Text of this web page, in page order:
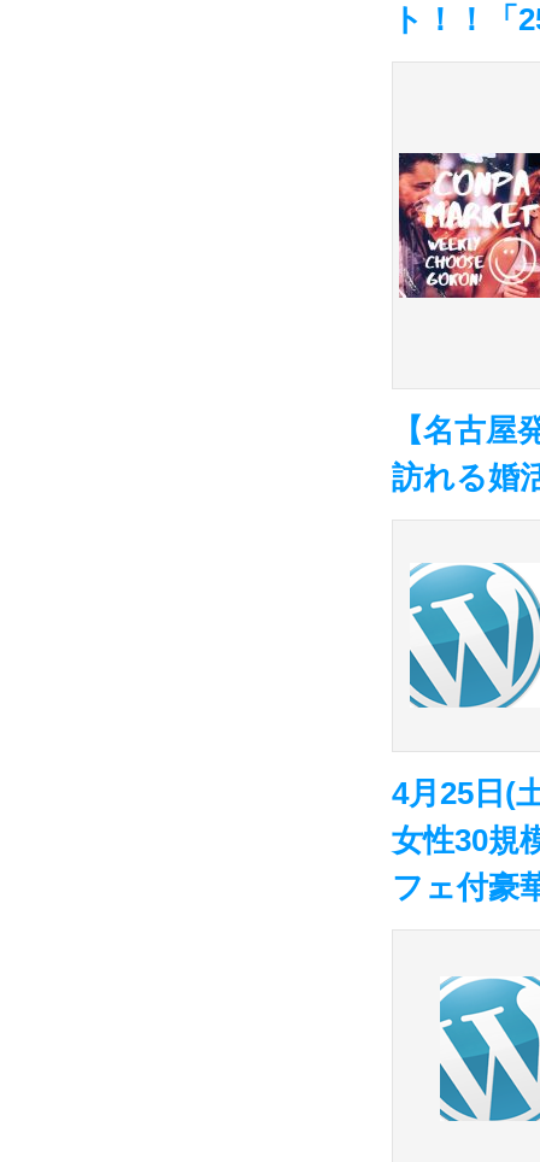
ト！！「
【名古
訪れる婚
4月25日(
女性30規
フェ付豪